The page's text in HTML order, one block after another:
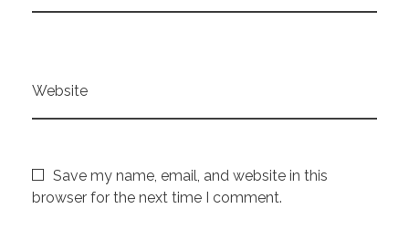
Website
Save my name, email, and website in this
browser for the next time I comment.